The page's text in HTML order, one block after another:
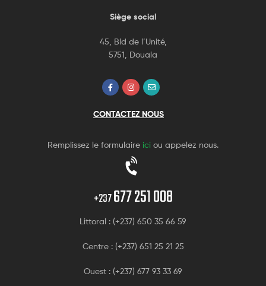
Siège social
45, Bld de l’Unité,
5751, Douala
CONTACTEZ NOUS
Remplissez le formulaire ici ou appelez nous.
+237677 251 008
Littoral : (+237) 650 35 66 59
Centre : (+237) 651 25 21 25
Ouest : (+237) 677 93 33 69